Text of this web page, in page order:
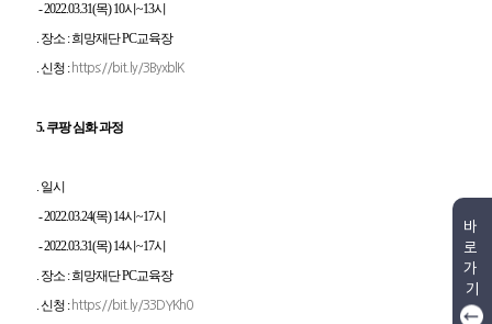
-2022.03.31(목) 10시~13시
. 장소 : 희망재단 PC교육장
. 신청 : https://bit.ly/3ByxblK
5. 쿠팡 심화 과정
. 일시
-2022.03.24(목) 14시~17시
-2022.03.31(목) 14시~17시
. 장소 : 희망재단 PC교육장
. 신청 : https://bit.ly/33DYKh0
바
로
가
기